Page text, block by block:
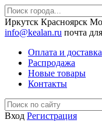
Иркутск Красноярск
info@kealan.ru почта
Оплата и доставка
Распродажа
Новые товары
Контакты
Вход Регистрация